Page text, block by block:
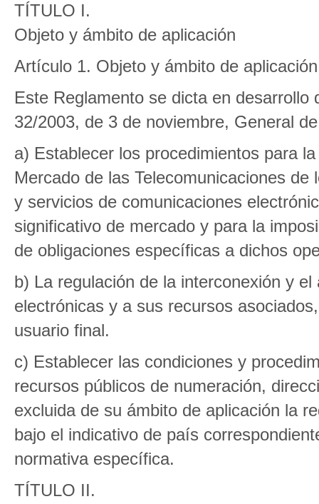
TÍTULO I.
Objeto y ámbito de aplicación
Artículo 1. Objeto y ámbito de aplicación
Este Reglamento se dicta en
32/2003, de 3 de noviembre, General
a) Establecer los procedimientos para
Mercado de las Telecomunicaciones
y servicios de comunicaciones
significativo de mercado y para la
de obligaciones específicas a dichos
b) La regulación de la interconexión y
electrónicas y a sus recursos
usuario final.
c) Establecer las condiciones y
recursos públicos de numeración,
excluida de su ámbito de aplicación la
bajo el indicativo de país
normativa específica.
TÍTULO II.